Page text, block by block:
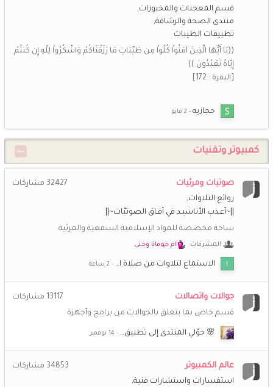
شـــاني
سبحان الله وبحمده سبحان الله العظيم
*اريج الايمان*
اشتقت اليكم حبيباتي الغاليات
أزهارالبنفسج
أزهارالبنفسج
كم سعدت بكم
قسم المعجنات والمخبوزات
منتدى الصحة والرشاقة
تطبيقات الطيبات
((يَا أَيُّهَا الَّذِينَ آمَنُواْ كُلُواْ مِن طَيِّبَاتِ مَا رَزَقْنَاكُمْ وَاشْكُرُواْ لِلّهِ إِن كُنتُمْ
إِيَّاهُ تَعْبُدُونَ ))
[البقرة : 172]
حجازيه
كمبيوتر وتقنيات
صوتيات ومرئيات
روائع التلاوات
||~أعـذب الأناشيـد في أفـاق الصوتيّات~||
ساحة مخصصة للمواد الإسلامية السمعية والمرئية
المشرفات: ام جومانا وجنى
32427 مشاركات
الاستماع لتلاوات من صلاة ا…
جوالات واتصالات
قسم خاص بما يتعلق بالجوالات من برامج وأجهزة
13117 مشاركات
🌸 حوّلي المنتدى إلى تطبيق…
عالم الكمبيوتر
استفسارات واستشارات فنية
34853 مشاركات